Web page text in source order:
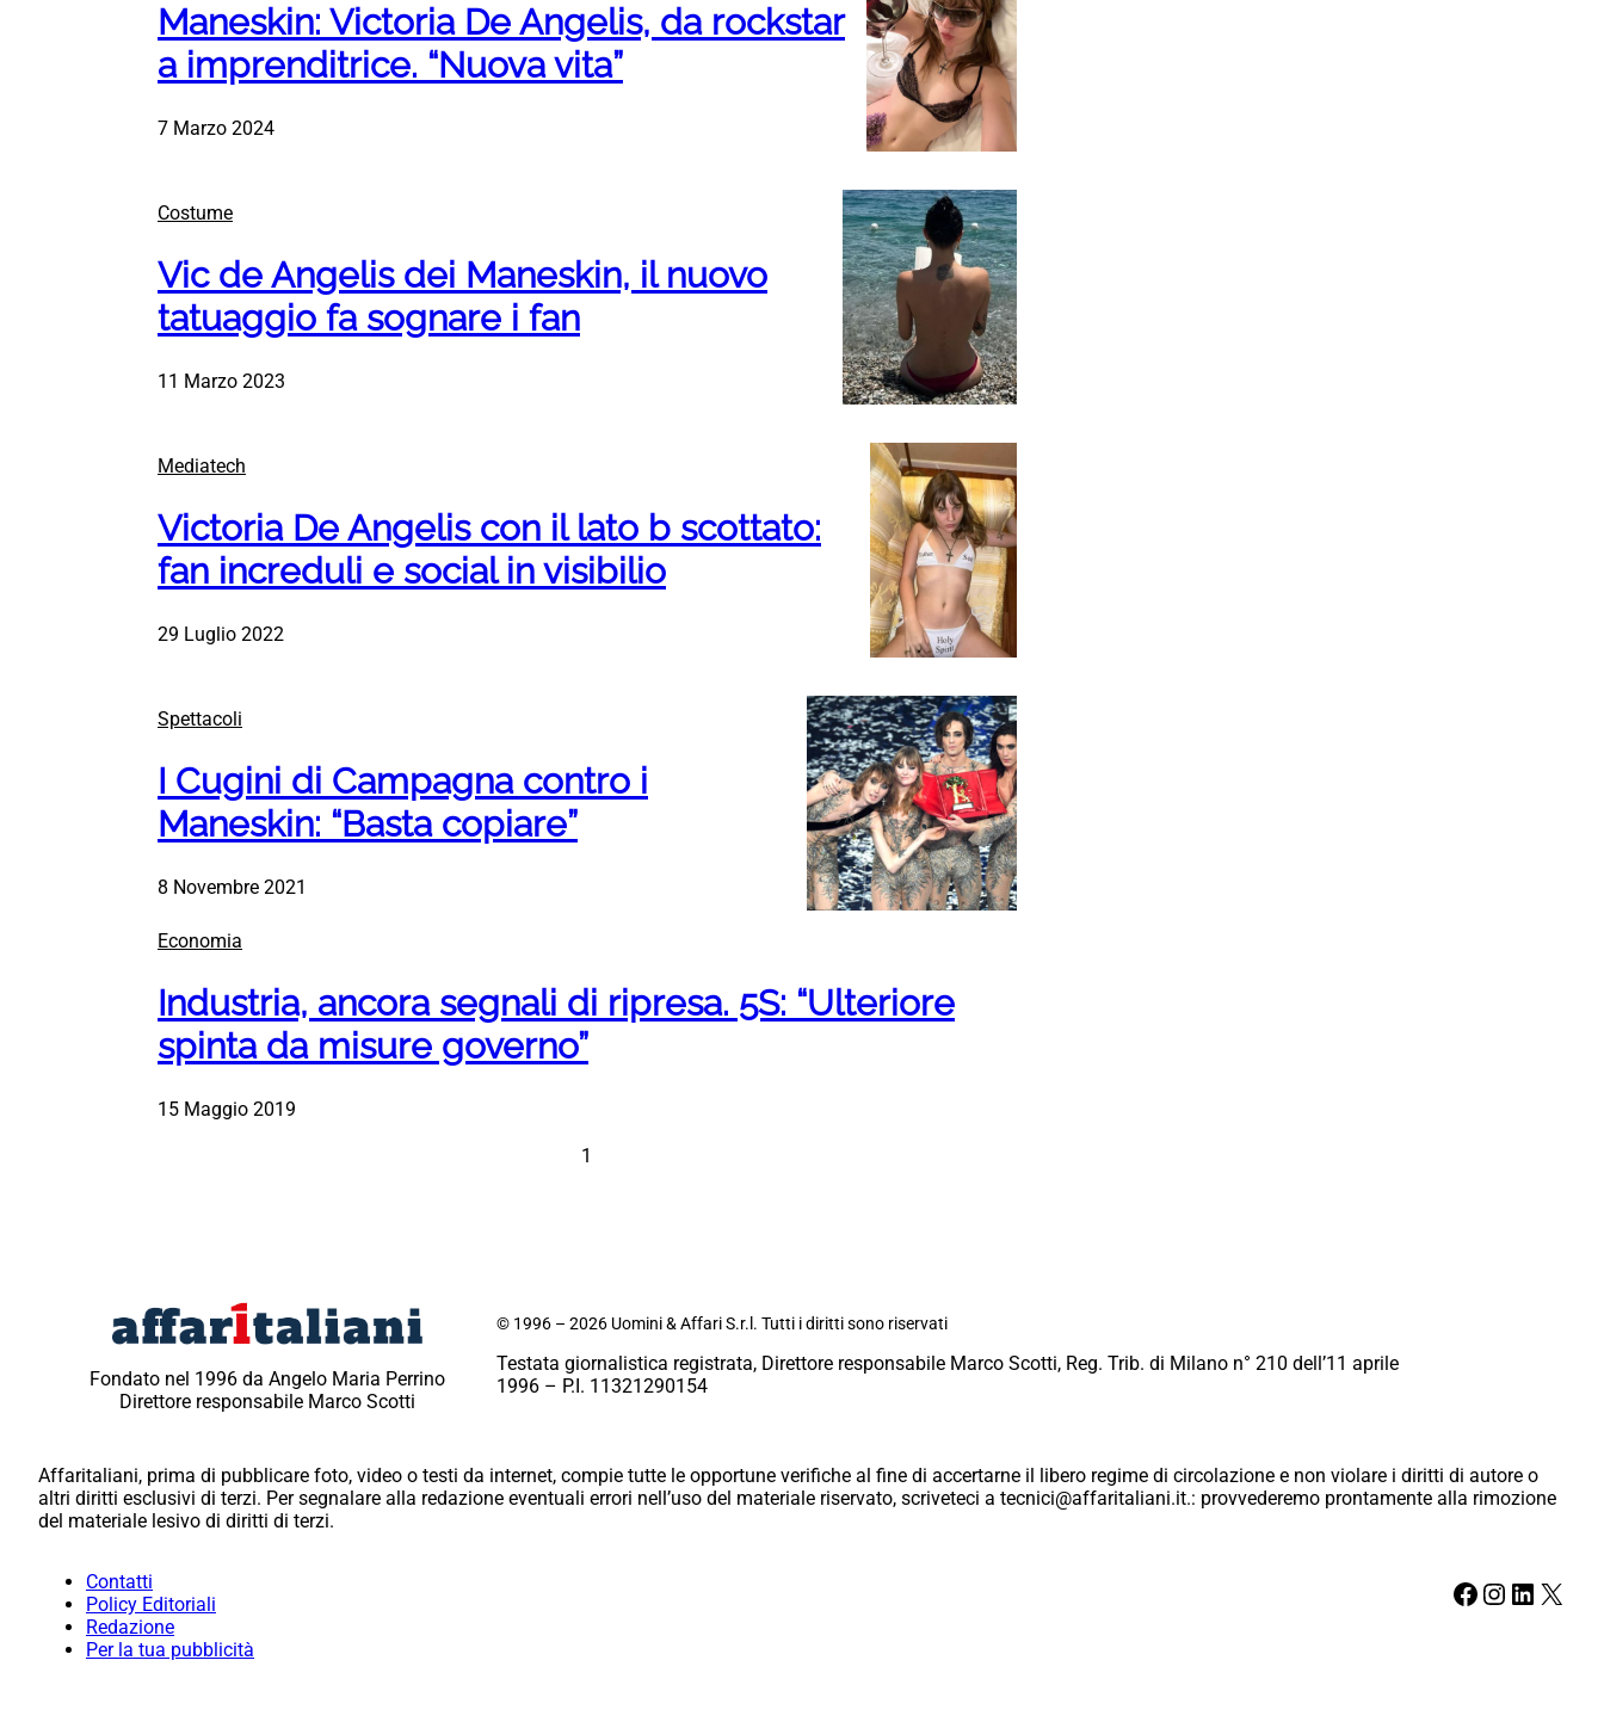
Maneskin: Victoria De Angelis, da rockstar
a imprenditrice. “Nuova vita”
7 Marzo 2024
Costume
Vic de Angelis dei Maneskin, il nuovo
tatuaggio fa sognare i fan
11 Marzo 2023
Mediatech
Victoria De Angelis con il lato b scottato:
fan increduli e social in visibilio
29 Luglio 2022
Spettacoli
I Cugini di Campagna contro i
Maneskin: “Basta copiare”
8 Novembre 2021
Economia
Industria, ancora segnali di ripresa. 5S: “Ulteriore
spinta da misure governo”
15 Maggio 2019
1
Fondato nel 1996 da Angelo Maria Perrino
Direttore responsabile Marco Scotti
© 1996 – 2026 Uomini & Affari S.r.l. Tutti i diritti sono riservati
Testata giornalistica registrata, Direttore responsabile Marco Scotti, Reg. Trib. di Milano n° 210 dell’11 aprile
1996 – P.I. 11321290154
Affaritaliani, prima di pubblicare foto, video o testi da internet, compie tutte le opportune verifiche al fine di accertarne il libero regime di circolazione e non violare i diritti di autore o
altri diritti esclusivi di terzi. Per segnalare alla redazione eventuali errori nell’uso del materiale riservato, scriveteci a tecnici@affaritaliani.it.: provvederemo prontamente alla rimozione
del materiale lesivo di diritti di terzi.
Contatti
Policy Editoriali
Redazione
Per la tua pubblicità
Facebook Instagram LinkedIn X